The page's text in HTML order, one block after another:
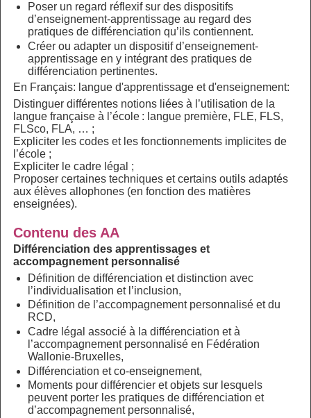
Poser un regard réflexif sur des dispositifs
d’enseignement-apprentissage au regard des
pratiques de différenciation qu’ils contiennent.
Créer ou adapter un dispositif d’enseignement-
apprentissage en y intégrant des pratiques de
différenciation pertinentes.
En Français: langue d'apprentissage et d'enseignement:
Distinguer différentes notions liées à l’utilisation de la
langue française à l’école : langue première, FLE, FLS,
FLSco, FLA, … ;
Expliciter les codes et les fonctionnements implicites de
l’école ;
Expliciter le cadre légal ;
Proposer certaines techniques et certains outils adaptés
aux élèves allophones (en fonction des matières
enseignées).
Contenu des AA
Différenciation des apprentissages et
accompagnement personnalisé
Définition de différenciation et distinction avec
l’individualisation et l’inclusion,
Définition de l’accompagnement personnalisé et du
RCD,
Cadre légal associé à la différenciation et à
l’accompagnement personnalisé en Fédération
Wallonie-Bruxelles,
Différenciation et co-enseignement,
Moments pour différencier et objets sur lesquels
peuvent porter les pratiques de différenciation et
d’accompagnement personnalisé,